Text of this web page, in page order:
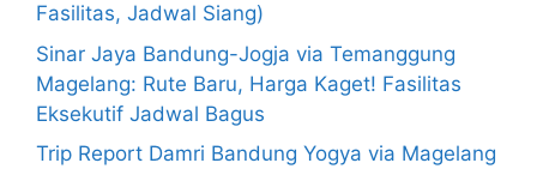
Fasilitas, Jadwal Siang)
Sinar Jaya Bandung-Jogja via Temanggung
Magelang: Rute Baru, Harga Kaget! Fasilitas
Eksekutif Jadwal Bagus
Trip Report Damri Bandung Yogya via Magelang